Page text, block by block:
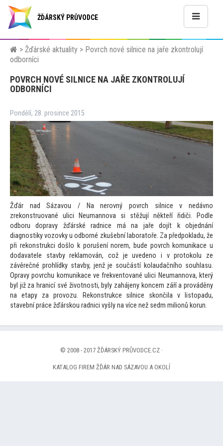
ŽĎÁRSKÝ PRŮVODCE
> Žďárské aktuality > Povrch nové silnice na jaře zkontrolují
odborníci
POVRCH NOVÉ SILNICE NA JAŘE ZKONTROLUJÍ
ODBORNÍCI
Pondělí, 28. prosince 2015
Žďár nad Sázavou / Na nerovný povrch silnice v nedávno
zrekonstruované ulici Neumannova si stěžují někteří řidiči. Podle
odboru dopravy žďárské radnice má na jaře dojít k objednání
diagnostiky vozovky u odborné zkušební laboratoře. Za předpokladu, že
při rekonstrukci došlo k porušení norem, bude povrch komunikace u
dodavatele stavby reklamován, což je uvedeno i v protokolu ze
závěrečné prohlídky stavby, jenž je součástí kolaudačního souhlasu.
Opravy povrchu komunikace ve frekventované ulici Neumannova, který
byl již za hranicí své životnosti, byly zahájeny koncem září a prováděny
na etapy za provozu. Rekonstrukce silnice skončila v listopadu,
stavební práce žďárskou radnici vyšly na více než sedm milionů korun.
© 2008 - 2017 ŽĎÁRSKÝ PRŮVODCE.CZ ·
KATALOG FIREM ŽĎÁR NAD SÁZAVOU A OKOLÍ